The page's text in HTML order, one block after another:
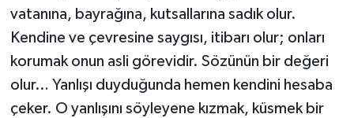
vatanına, bayrağına, kutsallarına sadık olur.
Kendine ve çevresine saygısı, itibarı olur; onları
korumak onun asli görevidir. Sözünün bir değeri
olur… Yanlışı duyduğunda hemen kendini hesaba
çeker. O yanlışını söyleyene kızmak, küsmek bir